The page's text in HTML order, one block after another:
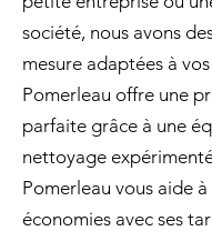
société, nous avons
mesure adaptées à
Pomerleau offre une
parfaite grâce à une
nettoyage
Pomerleau vous aide
économies avec ses